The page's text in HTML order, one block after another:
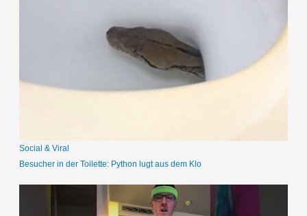
c
Social & Viral
Besucher in der Toilette: Python lugt aus dem Klo